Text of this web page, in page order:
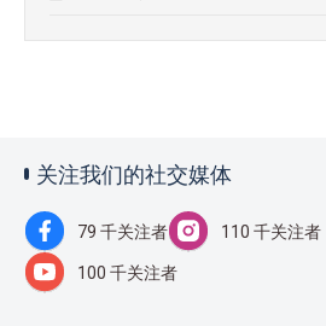
关注我们的社交媒体
79 千关注者 110 千关注者
100 千关注者